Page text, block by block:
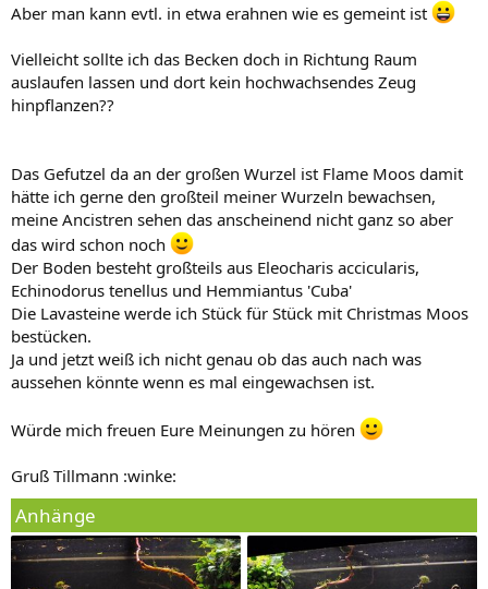
Aber man kann evtl. in etwa erahnen wie es gemeint ist
Vielleicht sollte ich das Becken doch in Richtung Raum
auslaufen lassen und dort kein hochwachsendes Zeug
hinpflanzen??
Das Gefutzel da an der großen Wurzel ist Flame Moos damit
hätte ich gerne den großteil meiner Wurzeln bewachsen,
meine Ancistren sehen das anscheinend nicht ganz so aber
das wird schon noch
Der Boden besteht großteils aus Eleocharis accicularis,
Echinodorus tenellus und Hemmiantus 'Cuba'
Die Lavasteine werde ich Stück für Stück mit Christmas Moos
bestücken.
Ja und jetzt weiß ich nicht genau ob das auch nach was
aussehen könnte wenn es mal eingewachsen ist.
Würde mich freuen Eure Meinungen zu hören
Gruß Tillmann :winke:
Anhänge